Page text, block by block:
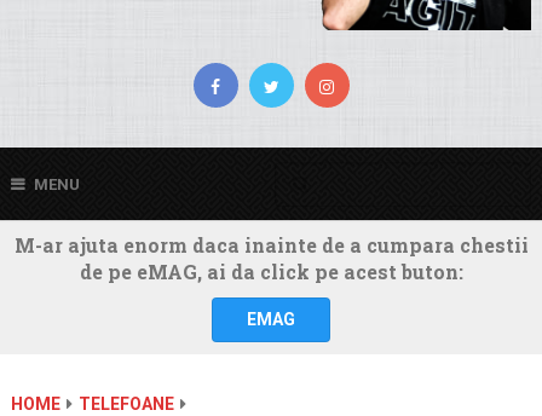
MENU
M-ar ajuta enorm daca inainte de a cumpara chestii
de pe eMAG, ai da click pe acest buton:
EMAG
HOME
TELEFOANE